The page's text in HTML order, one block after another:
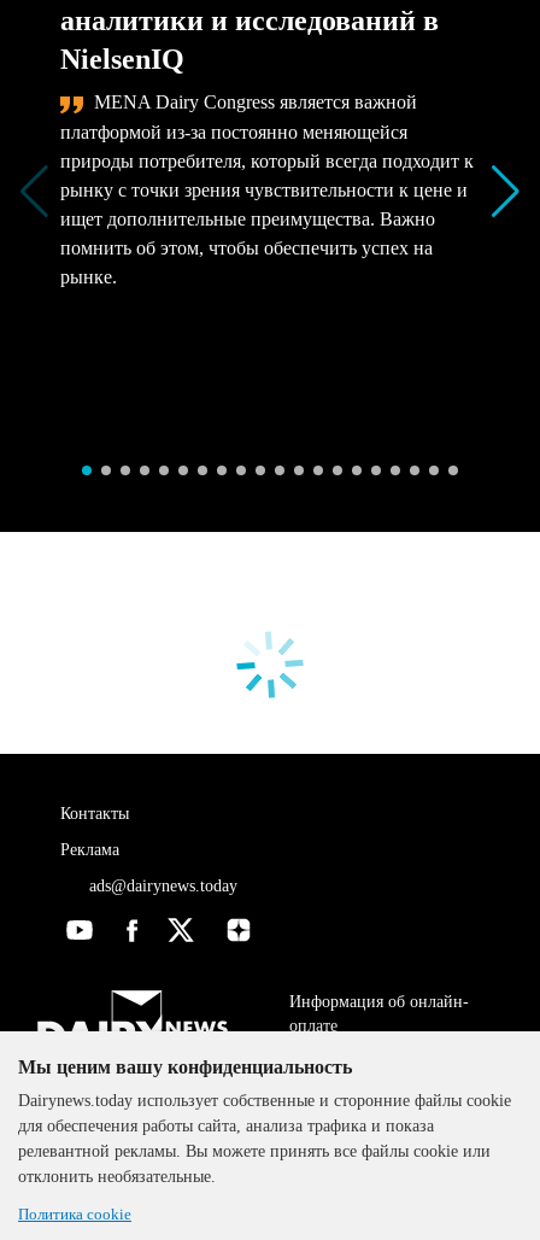
аналитики и исследований в
NielsenIQ
MENA Dairy Congress является важной
платформой из-за постоянно меняющейся
природы потребителя, который всегда подходит к
рынку с точки зрения чувствительности к цене и
ищет дополнительные преимущества. Важно
помнить об этом, чтобы обеспечить успех на
рынке.
Контакты
Реклама
ads@dairynews.today
The DairyNews, все права
защищены, 2000-2024
Информация об онлайн-
оплате
ДОГОВОР-ОФЕРТА
Политика
конфиденциальности
Мы ценим вашу конфиденциальность
Dairynews.today использует собственные и сторонние файлы cookie
для обеспечения работы сайта, анализа трафика и показа
релевантной рекламы. Вы можете принять все файлы cookie или
отклонить необязательные.
Политика cookie